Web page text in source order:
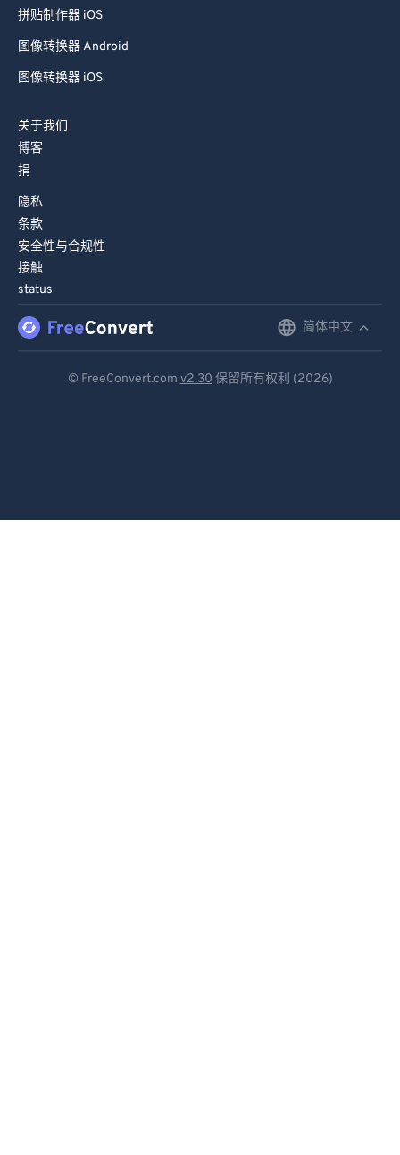
拼贴制作器 iOS
图像转换器 Android
图像转换器 iOS
关于我们
博客
捐
隐私
条款
安全性与合规性
接触
status
简体中文
© FreeConvert.com v2.30 保留所有权利 (2026)